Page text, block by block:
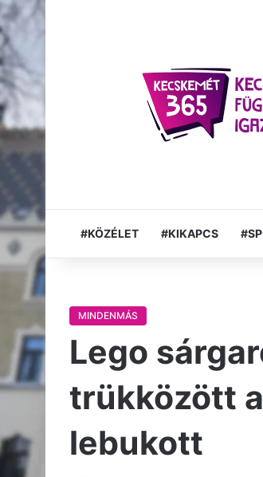
#KÖZÉLET #KIKAPCS
MINDENMÁS
Lego
trükközött
lebukott